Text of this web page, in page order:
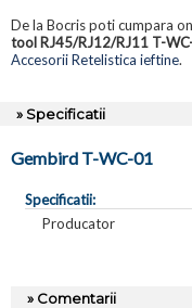
De la Bocris poti cumpara
tool RJ45/RJ12/RJ11 T-
Accesorii Retelistica ieftine.
» Specificatii
Gembird T-WC-01
Specificatii:
Producator
» Comentarii